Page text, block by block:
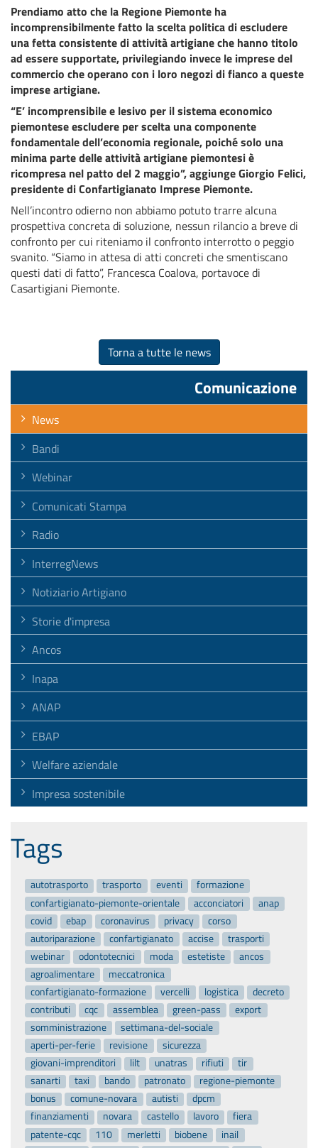
Prendiamo atto che la Regione Piemonte ha
incomprensibilmente fatto la scelta politica di escludere
una fetta consistente di attività artigiane che hanno titolo
ad essere supportate, privilegiando invece le imprese del
commercio che operano con i loro negozi di fianco a queste
imprese artigiane.
“E’ incomprensibile e lesivo per il sistema economico
piemontese escludere per scelta una componente
fondamentale dell’economia regionale, poiché solo una
minima parte delle attività artigiane piemontesi è
ricompresa nel patto del 2 maggio”, aggiunge Giorgio Felici,
presidente di Confartigianato Imprese Piemonte.
Nell’incontro odierno non abbiamo potuto trarre alcuna
prospettiva concreta di soluzione, nessun rilancio a breve di
confronto per cui riteniamo il confronto interrotto o peggio
svanito. “Siamo in attesa di atti concreti che smentiscano
questi dati di fatto”, Francesca Coalova, portavoce di
Casartigiani Piemonte.
Torna a tutte le news
Comunicazione
News
Bandi
Webinar
Comunicati Stampa
Radio
InterregNews
Notiziario Artigiano
Storie d'impresa
Ancos
Inapa
ANAP
EBAP
Welfare aziendale
Impresa sostenibile
Tags
autotrasporto trasporto eventi
formazione
confartigianato-piemonte-orientale
acconciatori
anap
covid
ebap coronavirus privacy
corso
autoriparazione
confartigianato accise
trasporti
webinar
odontotecnici moda estetiste
ancos
agroalimentare
meccatronica
confartigianato-formazione
vercelli logistica
decreto
contributi
cqc assemblea green-pass
export
somministrazione
settimana-del-sociale
aperti-per-ferie
revisione
sicurezza
giovani-imprenditori
lilt unatras rifiuti
tir
sanarti
taxi bando patronato
regione-piemonte
bonus
comune-novara autisti
dpcm
finanziamenti
novara castello lavoro
fiera
patente-cqc
110 merletti biobene
inail